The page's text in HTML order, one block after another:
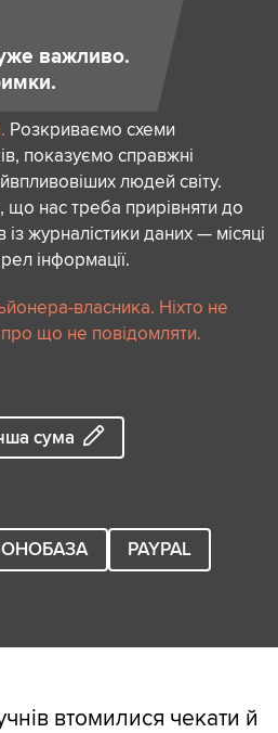
важливо.
Розкриваємо схеми
показуємо справжні
людей світу.
що нас треба прирівняти до
журналістики даних — місяці
інформації.
власника. Ніхто не
що не повідомляти.
сума
PAYPAL
втомилися чекати й